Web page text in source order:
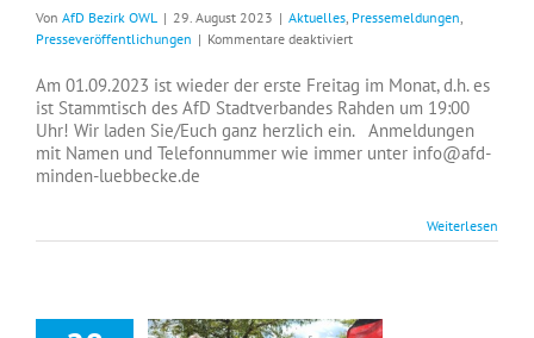
Von AfD Bezirk OWL | 29. August 2023 | Aktuelles Pressemeldungen
Presseveröffentlichungen | Kommentare deaktiviertfür
zum
AfD
Stammtisch
Rahden
Uhr
Am 01.09.2023 ist wieder der erste Freitag im Monat, d.h. es
ist Stammtisch des AfD Stadtverbandes Rahden um 19:00
Uhr! Wir laden Sie/Euch ganz herzlich ein. Anmeldungen
mit Namen und Telefonnummer wie immer unter info@afd-
minden-luebbecke.de
Weiterlesen